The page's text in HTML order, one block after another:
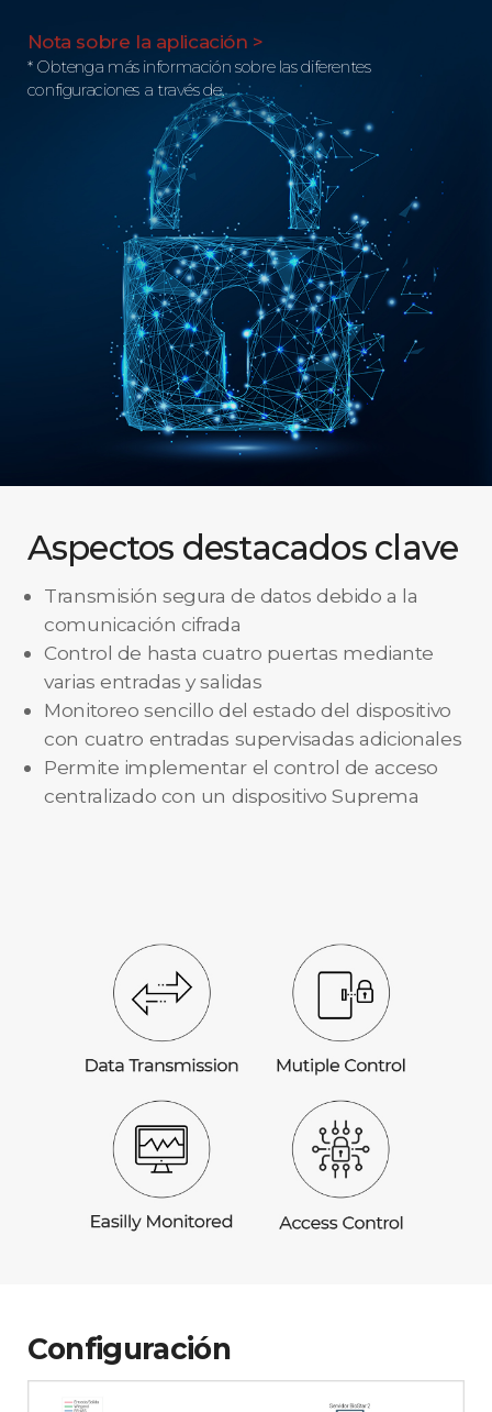
Nota sobre la aplicación >
* Obtenga más información sobre las diferentes
configuraciones a través de.
Aspectos destacados clave
Transmisión segura de datos debido a la
comunicación cifrada
Control de hasta cuatro puertas mediante
varias entradas y salidas
Monitoreo sencillo del estado del dispositivo
con cuatro entradas supervisadas adicionales
Permite implementar el control de acceso
centralizado con un dispositivo Suprema
Configuración